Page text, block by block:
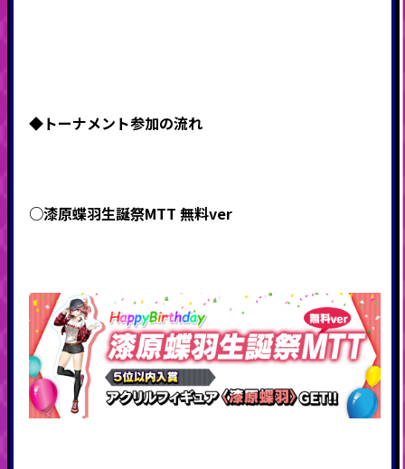
◆トーナメント参加の流れ
○漆原蝶羽生誕祭MTT 無料ver